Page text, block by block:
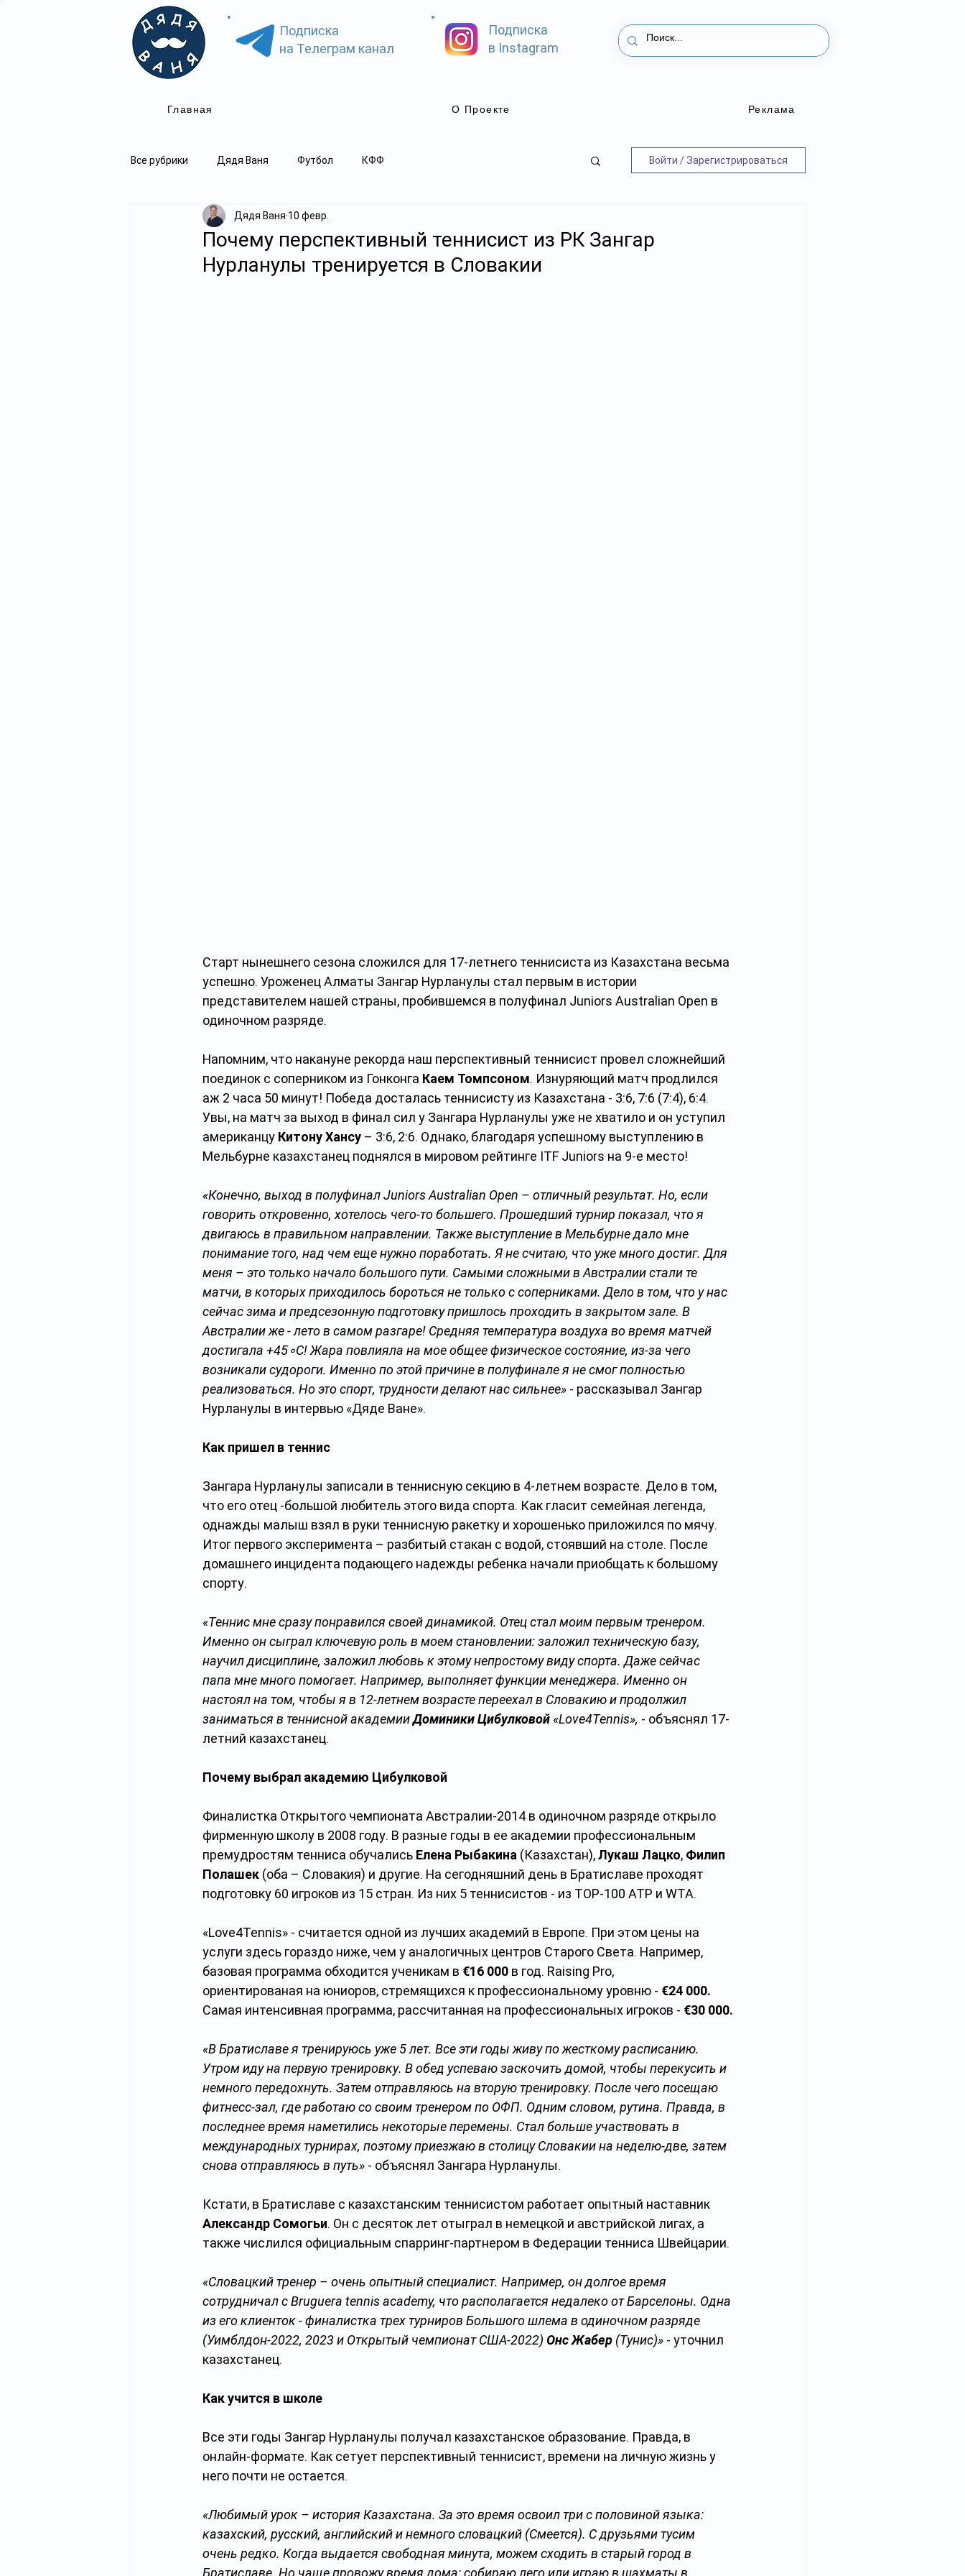
Подписка
на Телеграм канал
Главная
Подписка
в Instagram
О Проекте Реклама
Все рубрики Дядя Ваня Футбол КФФ Войти / Зарегистрироваться
Почему перспективный теннисист из РК Зангар
Нурланулы тренируется в Словакии
Дядя Ваня 10 февр.
Старт нынешнего сезона сложился для 17-летнего теннисиста из Казахстана весьма
успешно. Уроженец Алматы Зангар Нурланулы стал первым в истории
представителем нашей страны, пробившемся в полуфинал Juniors Australian Open в
одиночном разряде.
Напомним, что накануне рекорда наш перспективный теннисист провел сложнейший
поединок с соперником из Гонконга Каем Томпсоном. Изнуряющий матч продлился
аж 2 часа 50 минут! Победа досталась теннисисту из Казахстана - 3:6, 7:6 (7:4), 6:4.
Увы, на матч за выход в финал сил у Зангара Нурланулы уже не хватило и он уступил
американцу Китону Хансу – 3:6, 2:6. Однако, благодаря успешному выступлению в
Мельбурне казахстанец поднялся в мировом рейтинге ITF Juniors на 9-е место!
«Конечно, выход в полуфинал Juniors Australian Open – отличный результат. Но, если
говорить откровенно, хотелось чего-то большего. Прошедший турнир показал, что я
двигаюсь в правильном направлении. Также выступление в Мельбурне дало мне
понимание того, над чем еще нужно поработать. Я не считаю, что уже много достиг. Для
меня – это только начало большого пути. Самыми сложными в Австралии стали те
матчи, в которых приходилось бороться не только с соперниками. Дело в том, что у нас
сейчас зима и предсезонную подготовку пришлось проходить в закрытом зале. В
Австралии же - лето в самом разгаре! Средняя температура воздуха во время матчей
достигала +45∘C! Жара повлияла на мое общее физическое состояние, из-за чего
возникали судороги. Именно по этой причине в полуфинале я не смог полностью
реализоваться. Но это спорт, трудности делают нас сильнее» - рассказывал Зангар
Нурланулы в интервью «Дяде Ване».
Как пришел в теннис
Зангара Нурланулы записали в теннисную секцию в 4-летнем возрасте. Дело в том,
что его отец -большой любитель этого вида спорта. Как гласит семейная легенда,
однажды малыш взял в руки теннисную ракетку и хорошенько приложился по мячу.
Итог первого эксперимента – разбитый стакан с водой, стоявший на столе. После
домашнего инцидента подающего надежды ребенка начали приобщать к большому
спорту.
«Теннис мне сразу понравился своей динамикой. Отец стал моим первым тренером.
Именно он сыграл ключевую роль в моем становлении: заложил техническую базу,
научил дисциплине, заложил любовь к этому непростому виду спорта. Даже сейчас
папа мне много помогает. Например, выполняет функции менеджера. Именно он
настоял на том, чтобы я в 12-летнем возрасте переехал в Словакию и продолжил
заниматься в теннисной академии Доминики Цибулковой «Love4Tennis», - объяснял 17-
летний казахстанец.
Почему выбрал академию Цибулковой
Финалистка Открытого чемпионата Австралии-2014 в одиночном разряде открыло
фирменную школу в 2008 году. В разные годы в ее академии профессиональным
премудростям тенниса обучались Елена Рыбакина (Казахстан), Лукаш Лацко, Филип
Полашек (оба – Словакия) и другие. На сегодняшний день в Братиславе проходят
подготовку 60 игроков из 15 стран. Из них 5 теннисистов - из TOP-100 ATP и WTA.
«Love4Tennis» - считается одной из лучших академий в Европе. При этом цены на
услуги здесь гораздо ниже, чем у аналогичных центров Старого Света. Например,
базовая программа обходится ученикам в €16 000 в год. Raising Pro,
ориентированая на юниоров, стремящихся к профессиональному уровню - €24 000.
Самая интенсивная программа, рассчитанная на профессиональных игроков - €30 000.
«В Братиславе я тренируюсь уже 5 лет. Все эти годы живу по жесткому расписанию.
Утром иду на первую тренировку. В обед успеваю заскочить домой, чтобы перекусить и
немного передохнуть. Затем отправляюсь на вторую тренировку. После чего посещаю
фитнесс-зал, где работаю со своим тренером по ОФП. Одним словом, рутина. Правда, в
последнее время наметились некоторые перемены. Стал больше участвовать в
международных турнирах, поэтому приезжаю в столицу Словакии на неделю-две, затем
снова отправляюсь в путь» - объяснял Зангара Нурланулы.
Кстати, в Братиславе с казахстанским теннисистом работает опытный наставник
Александр Сомогьи. Он с десяток лет отыграл в немецкой и австрийской лигах, а
также числился официальным спарринг-партнером в Федерации тенниса Швейцарии.
«Словацкий тренер – очень опытный специалист. Например, он долгое время
сотрудничал с Bruguera tennis academy, что располагается недалеко от Барселоны. Одна
из его клиенток - финалистка трех турниров Большого шлема в одиночном разряде
(Уимблдон-2022, 2023 и Открытый чемпионат США-2022) Онс Жабер (Тунис)» - уточнил
казахстанец.
Как учится в школе
Все эти годы Зангар Нурланулы получал казахстанское образование. Правда, в
онлайн-формате. Как сетует перспективный теннисист, времени на личную жизнь у
него почти не остается.
«Любимый урок – история Казахстана. За это время освоил три с половиной языка:
казахский, русский, английский и немного словацкий (Смеется). С друзьями тусим
очень редко. Когда выдается свободная минута, можем сходить в старый город в
Братиславе. Но чаще провожу время дома: собираю лего или играю в шахматы в